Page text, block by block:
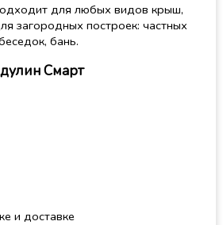
для любых видов крыш,
загородных построек: частных
бань.
Смарт
и доставке